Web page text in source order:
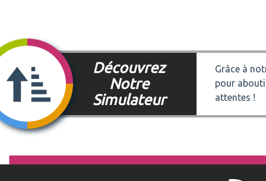
Découvrez
Notre
Simulateur
Grâce à
pour
attentes !